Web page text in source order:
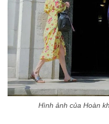
Hình ảnh của Hoàn